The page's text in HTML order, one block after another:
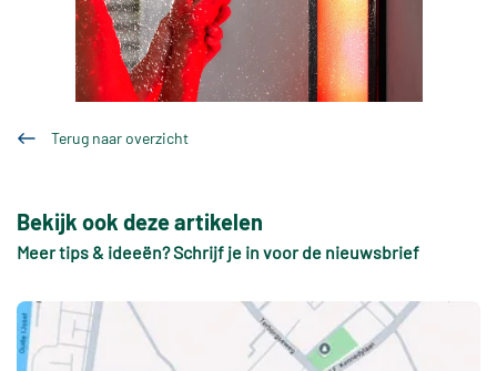
Terug naar overzicht
Bekijk ook deze artikelen
Meer tips & ideeën? Schrijf je in voor de nieuwsbrief